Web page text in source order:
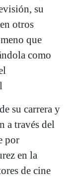
su
otros
que
como
su carrera y
a través del
por
en la
de cine